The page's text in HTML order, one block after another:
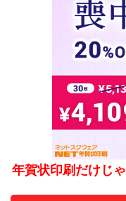
年賀状印刷だけじ